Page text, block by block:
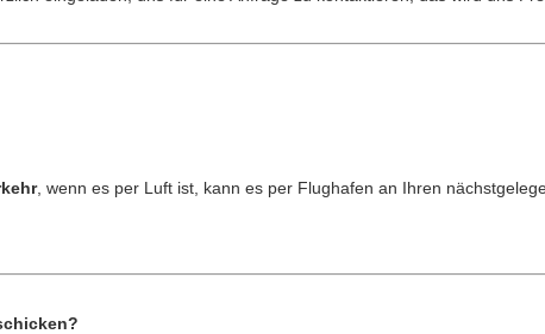
, wenn es per Luft ist, kann es per Flughafen an Ihren